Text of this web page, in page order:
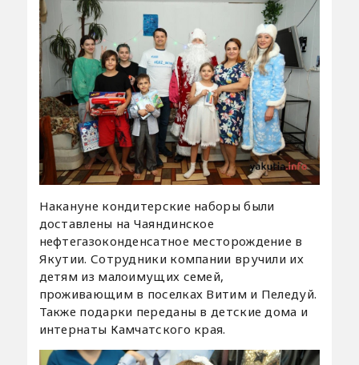
Накануне кондитерские наборы были
доставлены на Чаяндинское
нефтегазоконденсатное месторождение в
Якутии. Сотрудники компании вручили их
детям из малоимущих семей,
проживающим в поселках Витим и Пеледуй.
Также подарки переданы в детские дома и
интернаты Камчатского края.